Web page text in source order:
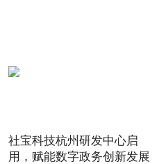
社宝科技杭州研发中心启
用，赋能数字政务创新发展